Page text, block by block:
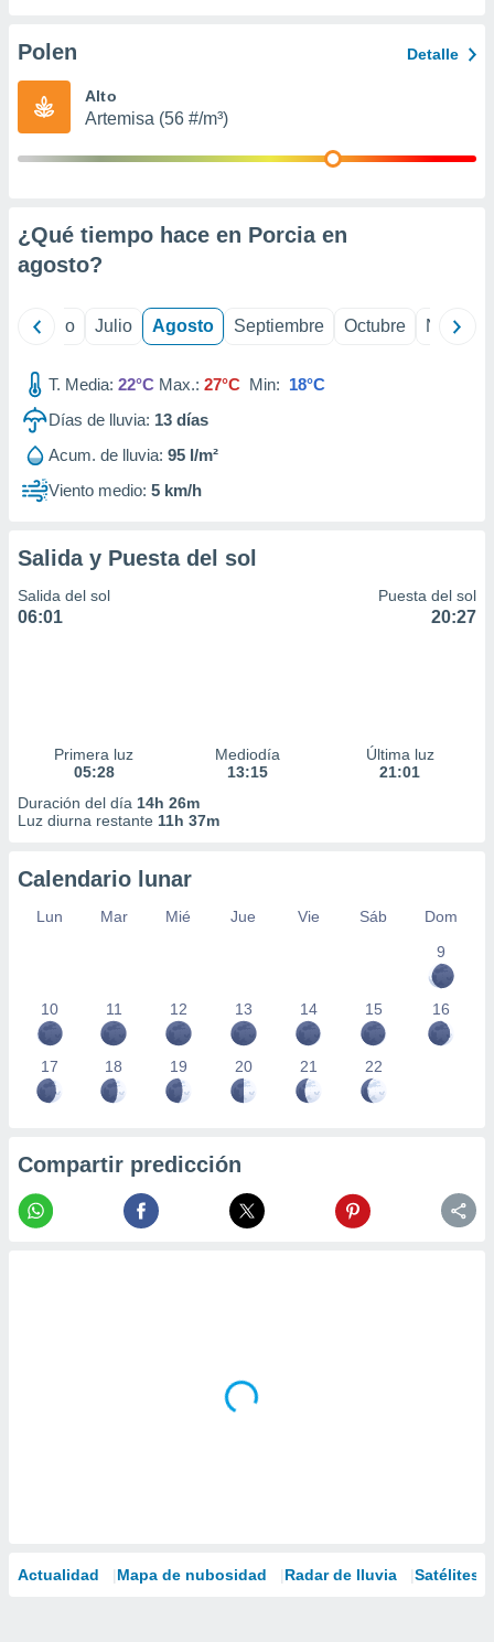
e
mediante
de
1199
Polen Detalle
Alto
Artemisa (56 #/m³)
¿Qué tiempo hace en Porcia en
agosto?
Junio Julio Agosto Septiembre Octubre
T. Media: 22°C Max.: 27°C Min: 18°C
Días de lluvia: 13 días
Acum. de lluvia: 95 l/m²
Viento medio: 5 km/h
Salida y Puesta del sol
Salida del sol
06:01
Puesta del sol
20:27
Primera luz
05:28
Mediodía
13:15
Última luz
21:01
Duración del día 14h 26m
Luz diurna restante 11h 37m
Calendario lunar
Lun Mar Mié Jue Vie Sáb
Dom
9
10 11 12 13 14 15 16
17 18 19 20 21 22
Compartir predicción
Actualidad Mapa de nubosidad Radar de lluvia Satélites